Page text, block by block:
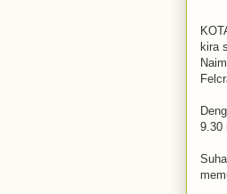
kira
9.30